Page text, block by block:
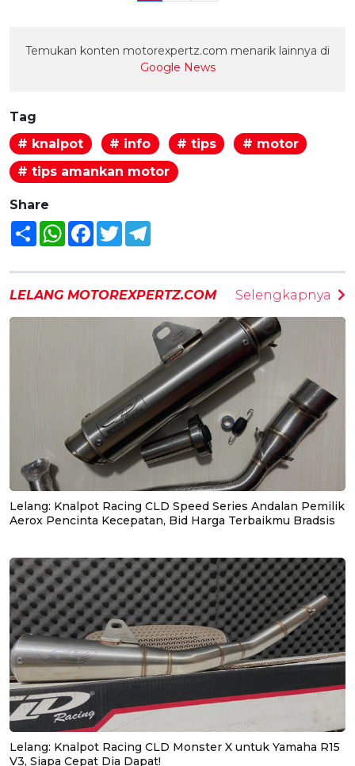
Temukan konten motorexpertz.com menarik lainnya di
Google News
Tag
# knalpot
# info # tips
# motor
# tips amankan motor
Share
Share WhatsAppFacebook
Twitter
LELANG MOTOREXPERTZ.COM Selengkapnya
Lelang: Knalpot Racing CLD Speed Series Andalan Pemilik
Aerox Pencinta Kecepatan, Bid Harga Terbaikmu Bradsis
Lelang: Knalpot Racing CLD Monster X untuk Yamaha R15
V3, Siapa Cepat Dia Dapat!